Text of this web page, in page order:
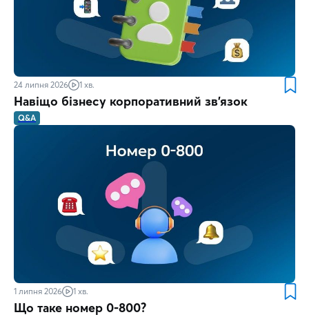
24 липня 2026 1 хв.
Навіщо бізнесу корпоративний зв'язок
Q&A
1 липня 2026 1 хв.
Що таке номер 0-800?